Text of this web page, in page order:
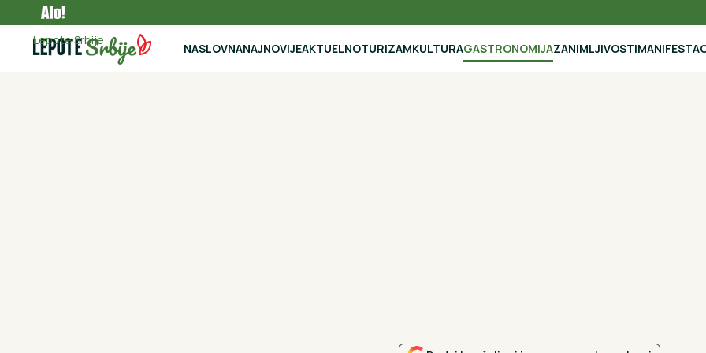
Gastronomija
Lepote Srbije
NASLOVNANAJNOVIJEAKTUELNOTURIZAMKULTURAGASTRONOMIJAZANIMLJIVOSTI